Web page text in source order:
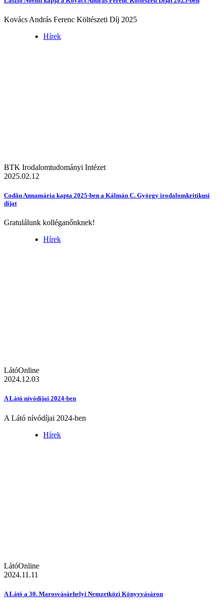
Kovács András Ferenc Költészeti Díj 2025
Hírek
BTK Irodalomtudományi Intézet
2025.02.12
Codău Annamária kapta 2025-ben a Kálmán C. György irodalomkritikusi
díjat
Gratulálunk kolléganőnknek!
Hírek
LátóOnline
2024.12.03
A Látó nívódíjai 2024-ben
A Látó nívódíjai 2024-ben
Hírek
LátóOnline
2024.11.11
A Látó a 30. Marosvásárhelyi Nemzetközi Könyvvásáron